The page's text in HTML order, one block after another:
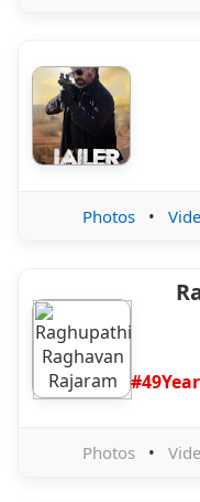
Photos •
Photos •